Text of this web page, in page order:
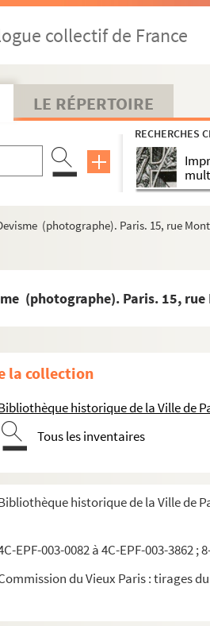
collectif de France
LE RÉPERTOIRE
RECHERCHES
(photographe). Paris. 15, rue
(photographe). Paris. 15,
la collection
historique de la Ville de
Tous les inventaires
historique de la Ville de
EPF-003-0082 à 4C-EPF-003-3862 ;
du Vieux Paris : tirages